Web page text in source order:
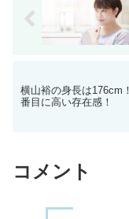
横山裕の身長は176cm
番目に高い存在感！
コメント